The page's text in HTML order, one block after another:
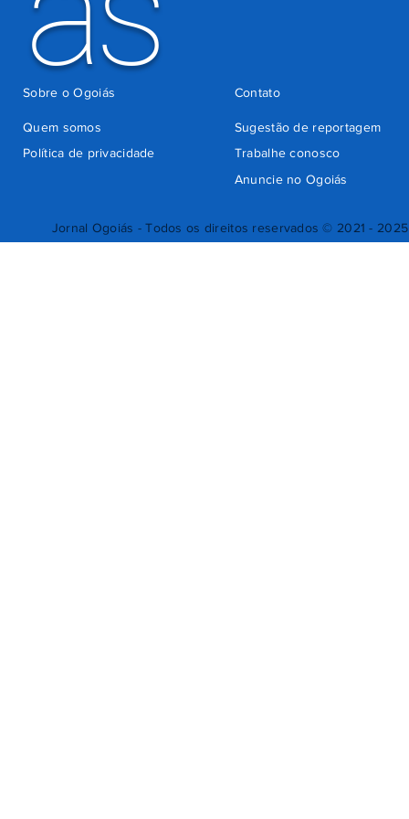
Jornal Ogoiás - Todos os direitos reservados © 2021 - 2025
Quem somos
Sugestão de reportagem
Trabalhe conosco
Política de privacidade
Anuncie no Ogoiás
Contato
Sobre o Ogoiás